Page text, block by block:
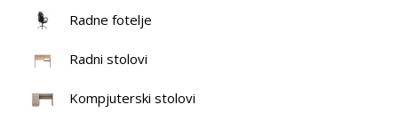
Radne fotelje
Radni stolovi
Kompjuterski stolovi